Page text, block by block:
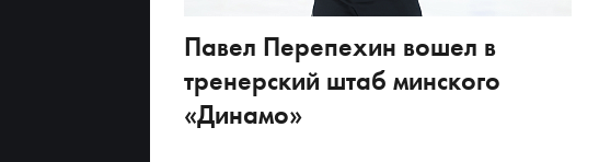
Павел Перепехин вошел в
тренерский штаб минского
«Динамо»